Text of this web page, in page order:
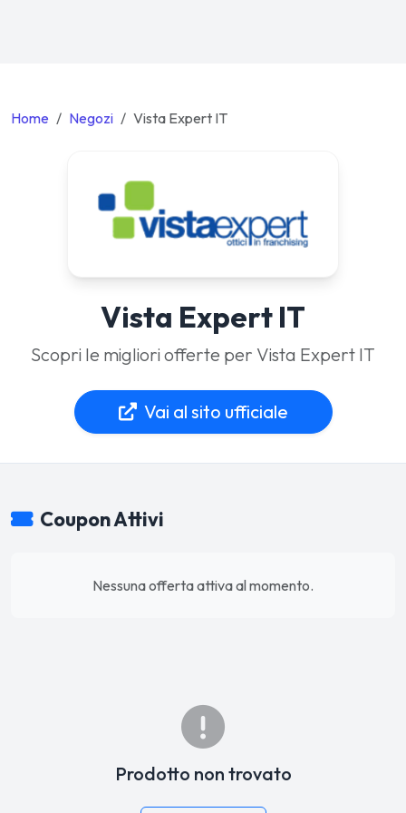
Home Negozi Vista Expert IT
Vista Expert IT
Scopri le migliori offerte per Vista Expert IT
Vai al sito ufficiale
Coupon Attivi
Nessuna offerta attiva al momento.
Prodotto non trovato